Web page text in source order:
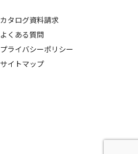
カタログ資料請求
よくある質問
プライバシーポリシー
サイトマップ